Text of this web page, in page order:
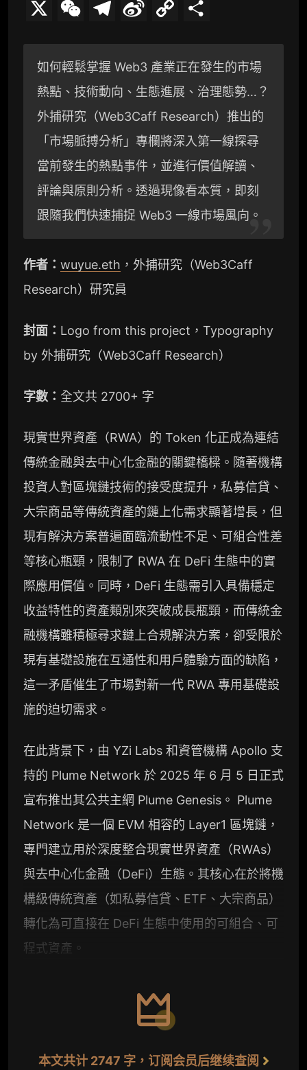
W
C
h
a
t
l
e
g
r
a
m
n
a
W
e
i
b
o
p
y
L
i
n
k
如何輕鬆掌握 Web3 產業正在發生的市場
熱點、技術動向、生態進展、治理態勢…？
外捕研究（Web3Caff Research）推出的
「市場脈搏分析」專欄將深入第一線探尋
當前發生的熱點事件，並進行價值解讀、
評論與原則分析。透過現像看本質，即刻
跟隨我們快速捕捉 Web3 一線市場風向。
作者： wuyue.eth ，外捕研究（Web3Caff
Research）研究員
封面： Logo from this project，Typography
by 外捕研究（Web3Caff Research）
字數： 全文共 2700+ 字
現實世界資產（RWA）的 Token 化正成為連結
傳統金融與去中心化金融的關鍵橋樑。隨著機構
投資人對區塊鏈技術的接受度提升，私募信貸、
大宗商品等傳統資產的鏈上化需求顯著增長，但
現有解決方案普遍面臨流動性不足、可組合性差
等核心瓶頸，限制了 RWA 在 DeFi 生態中的實
際應用價值。同時，DeFi 生態需引入具備穩定
收益特性的資產類別來突破成長瓶頸，而傳統金
融機構雖積極尋求鏈上合規解決方案，卻受限於
現有基礎設施在互通性和用戶體驗方面的缺陷，
這一矛盾催生了市場對新一代 RWA 專用基礎設
施的迫切需求。
在此背景下，由 YZi Labs 和資管機構 Apollo 支
持的 Plume Network 於 2025 年 6 月 5 日正式
宣布推出其公共主網 Plume Genesis。 Plume
Network 是一個 EVM 相容的 Layer1 區塊鏈，
專門建立用於深度整合現實世界資產（RWAs）
與去中心化金融（DeFi）生態。其核心在於將機
構級傳統資產（如私募信貸、ETF、大宗商品）
轉化為可直接在 DeFi 生態中使用的可組合、可
程式資產。
本文共计 2747 字，订阅会员后继续查阅